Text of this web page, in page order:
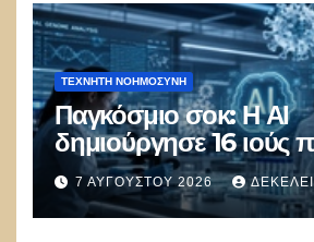
ΤΕΧΝΗΤΉ ΝΟΗΜΟΣΎΝΗ
Παγκόσμιο σοκ: Η ΑΙ
δημιούργησε 16 ιούς
υπάρχουν στη φύση –
Συναγερμός: Ο
άρχισε
7 ΑΥΓΟΎΣΤΟΥ 2026